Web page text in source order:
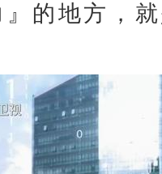
的地方，